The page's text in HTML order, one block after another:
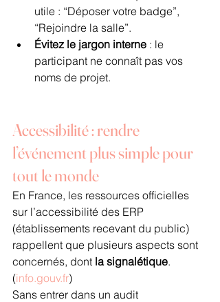
utile : “Déposer votre badge”,
“Rejoindre la salle”.
Évitez le jargon interne : le
participant ne connaît pas vos
noms de projet.
Accessibilité : rendre
l’événement plus simple pour
tout le monde
En France, les ressources officielles
sur l’accessibilité des ERP
(établissements recevant du public)
rappellent que plusieurs aspects sont
concernés, dont la signalétique.
(info.gouv.fr)
Sans entrer dans un audit